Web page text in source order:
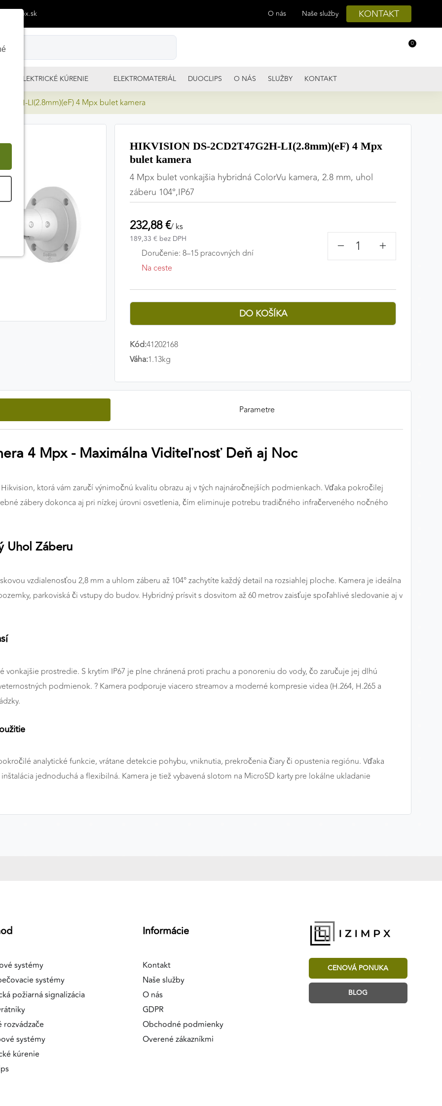
O nás Naše služby KONTAKT
0
ELEKTRICKÉ KÚRENIE ELEKTROMATERIÁL DUOCLIPS O NÁS SLUŽBY KONTAKT
LI(2.8mm)(eF) 4 Mpx bulet kamera
HIKVISION DS-2CD2T47G2H-LI(2.8mm)(eF) 4 Mpx
bulet kamera
4 Mpx bulet vonkajšia hybridná ColorVu kamera, 2.8 mm, uhol
záberu 104°,IP67
232,88 €/ ks
189,33 € bez DPH
Doručenie: 8–15 pracovných dní
Na ceste
− +
Kód:41202168
Váha:1.13kg
Parametre
4 Mpx - Maximálna Viditeľnosť Deň aj Noc
ktorá vám zaručí výnimočnú kvalitu obrazu aj v tých najnáročnejších podmienkach. Vďaka pokročilej
zábery dokonca aj pri nízkej úrovni osvetlenia, čím eliminuje potrebu tradičného infračerveného nočného
Uhol Záberu
vzdialenosťou 2,8 mm a uhlom záberu až 104° zachytíte každý detail na rozsiahlej ploche. Kamera je ideálna
parkoviská či vstupy do budov. Hybridný prísvit s dosvitom až 60 metrov zaisťuje spoľahlivé sledovanie aj v
vonkajšie prostredie. S krytím IP67 je plne chránená proti prachu a ponoreniu do vody, čo zaručuje jej dlhú
podmienok. ?️ Kamera podporuje viacero streamov a moderné kompresie videa (H.264, H.265 a
analytické funkcie, vrátane detekcie pohybu, vniknutia, prekročenia čiary či opustenia regiónu. Vďaka
jednoduchá a flexibilná. Kamera je tiež vybavená slotom na MicroSD karty pre lokálne ukladanie
systémy
systémy
požiarná signalizácia
rozvádzače
systémy
kúrenie
Informácie
Kontakt
Naše služby
O nás
GDPR
Obchodné podmienky
Overené zákazníkmi
CENOVÁ PONUKA
BLOG